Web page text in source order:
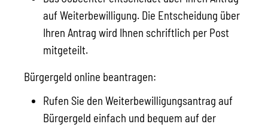
auf Weiterbewilligung. Die Entscheidung über
Ihren Antrag wird Ihnen schriftlich per Post
mitgeteilt.
Bürgergeld online beantragen:
Rufen Sie den Weiterbewilligungsantrag auf
Bürgergeld einfach und bequem auf der